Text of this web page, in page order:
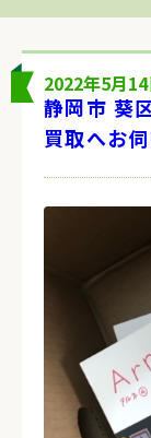
2022年5月14
静岡市 葵
買取へお